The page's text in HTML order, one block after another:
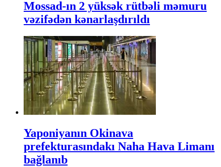
Mossad-ın 2 yüksək rütbəli məmuru
vəzifədən kənarlaşdırıldı
Yaponiyanın Okinava
prefekturasındakı Naha Hava Limanı
bağlanıb